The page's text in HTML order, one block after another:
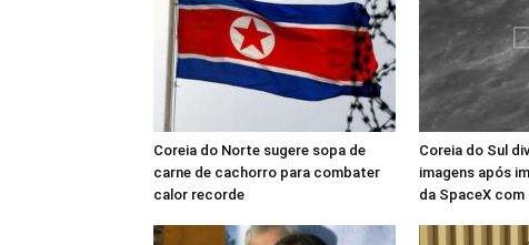
Coreia do Norte sugere sopa de
carne de cachorro para combater
calor recorde
Coreia do Sul
imagens após
da SpaceX com